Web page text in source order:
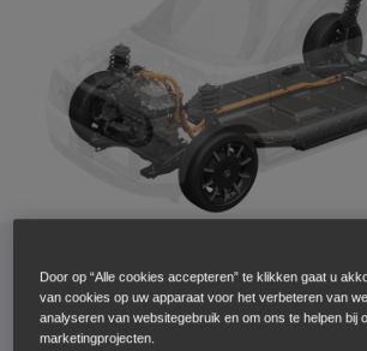
Wat is het verschil
elektrische auto, hybride
Door op “Alle cookies accepteren” te klikken gaat u
van cookies op uw apparaat voor het verbeteren van
analyseren van websitegebruik en om ons te helpen bij
marketingprojecten.